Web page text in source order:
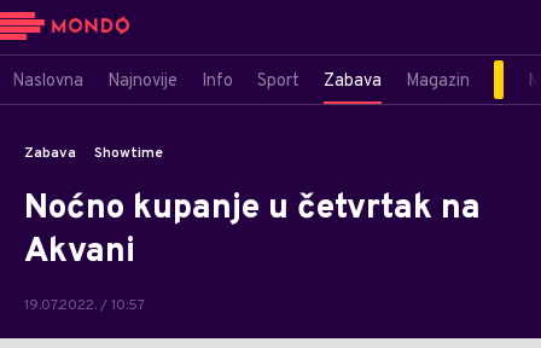
Naslovna Najnovije Info Sport Zabava Magazin
Zabava Showtime
Noćno kupanje u četvrtak na
Akvani
19.07.2022. / 10:57